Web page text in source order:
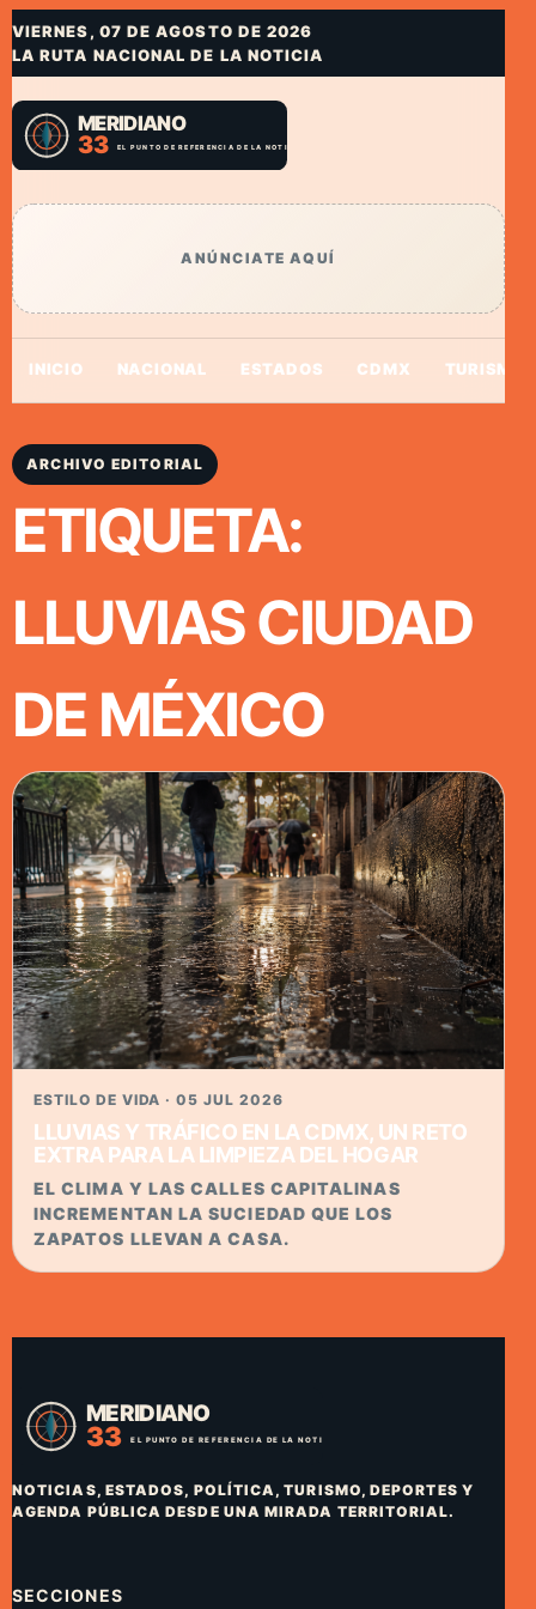
VIERNES, 07 DE AGOSTO DE 2026
LA RUTA NACIONAL DE LA NOTICIA
ANÚNCIATE AQUÍ
INICIO NACIONAL ESTADOS CDMX TURISMO
ARCHIVO EDITORIAL
ETIQUETA:
LLUVIAS CIUDAD
DE MÉXICO
ESTILO DE VIDA · 05 JUL 2026
LLUVIAS Y TRÁFICO EN LA CDMX, UN RETO
EXTRA PARA LA LIMPIEZA DEL HOGAR
EL CLIMA Y LAS CALLES CAPITALINAS
INCREMENTAN LA SUCIEDAD QUE LOS
ZAPATOS LLEVAN A CASA.
NOTICIAS, ESTADOS, POLÍTICA, TURISMO, DEPORTES Y
AGENDA PÚBLICA DESDE UNA MIRADA TERRITORIAL.
SECCIONES